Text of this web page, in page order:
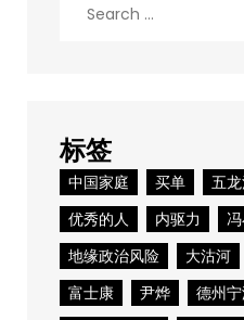
标签
中国家庭 买单 五
优秀的人
内驱力
地缘政治风险
大沽河
富士康
尹烨 德州